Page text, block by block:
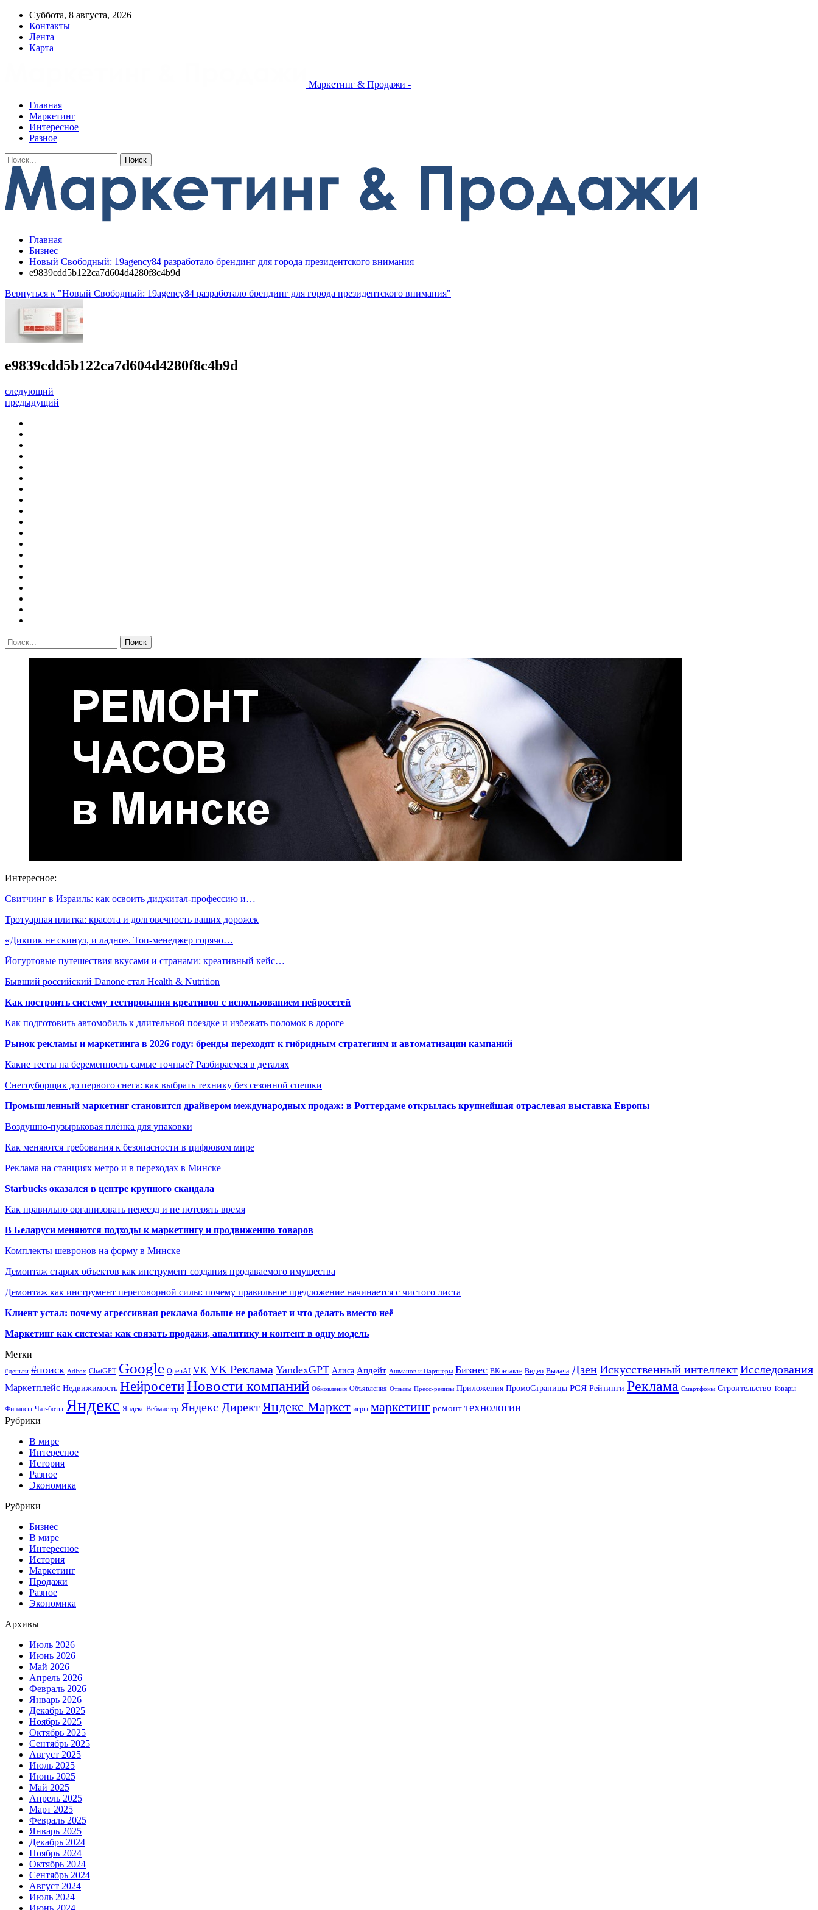
Суббота, 8 августа, 2026
Контакты
Лента
Карта
Маркетинг & Продажи -
Главная
Маркетинг
Интересное
Разное
Главная
Бизнес
Новый Свободный: 19agency84 разработало брендинг для города президентского внимания
e9839cdd5b122ca7d604d4280f8c4b9d
Вернуться к "Новый Свободный: 19agency84 разработало брендинг для города президентского внимания"
e9839cdd5b122ca7d604d4280f8c4b9d
следующий
предыдущий
Интересное:
Свитчинг в Израиль: как освоить диджитал-профессию и…
Тротуарная плитка: красота и долговечность ваших дорожек
«Дикпик не скинул, и ладно». Топ-менеджер горячо…
Йогуртовые путешествия вкусами и странами: креативный кейс…
Бывший российский Danone стал Health & Nutrition
Как построить систему тестирования креативов с использованием нейросетей
Как подготовить автомобиль к длительной поездке и избежать поломок в дороге
Рынок рекламы и маркетинга в 2026 году: бренды переходят к гибридным стратегиям и автоматизации кампаний
Какие тесты на беременность самые точные? Разбираемся в деталях
Снегоуборщик до первого снега: как выбрать технику без сезонной спешки
Промышленный маркетинг становится драйвером международных продаж: в Роттердаме открылась крупнейшая отраслевая выставка Европы
Воздушно-пузырьковая плёнка для упаковки
Как меняются требования к безопасности в цифровом мире
Реклама на станциях метро и в переходах в Минске
Starbucks оказался в центре крупного скандала
Как правильно организовать переезд и не потерять время
В Беларуси меняются подходы к маркетингу и продвижению товаров
Комплекты шевронов на форму в Минске
Демонтаж старых объектов как инструмент создания продаваемого имущества
Демонтаж как инструмент переговорной силы: почему правильное предложение начинается с чистого листа
Клиент устал: почему агрессивная реклама больше не работает и что делать вместо неё
Маркетинг как система: как связать продажи, аналитику и контент в одну модель
Метки
#деньги #поиск AdFox ChatGPT Google OpenAI VK VK Реклама YandexGPT Алиса Апдейт Ашманов и Партнеры Бизнес ВКонтакте Видео Выдача ДзенИскусственный интеллектИсследования
Маркетплейс Недвижимость НейросетиНовости компаний Обновления Объявления Отзывы Пресс-релизы Приложения ПромоСтраницы РСЯ Рейтинги Реклама Смартфоны Строительство Товары
Финансы Чат-боты Яндекс Яндекс.Вебмастер Яндекс Директ Яндекс Маркет игры маркетинг ремонт технологии
Рубрики
В мире
Интересное
История
Разное
Экономика
Рубрики
Бизнес
В мире
Интересное
История
Маркетинг
Продажи
Разное
Экономика
Архивы
Июль 2026
Июнь 2026
Май 2026
Апрель 2026
Февраль 2026
Январь 2026
Декабрь 2025
Ноябрь 2025
Октябрь 2025
Сентябрь 2025
Август 2025
Июль 2025
Июнь 2025
Май 2025
Апрель 2025
Март 2025
Февраль 2025
Январь 2025
Декабрь 2024
Ноябрь 2024
Октябрь 2024
Сентябрь 2024
Август 2024
Июль 2024
Июнь 2024